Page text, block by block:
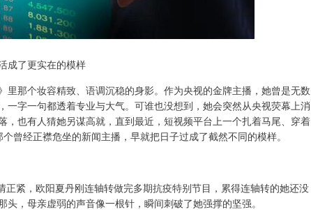
成了更实在的模样
那个妆容精致、语调沉稳的身影。作为央视的金牌主播，她曾是无数
一字一句都透着专业与大气。可谁也没想到，她会突然从央视荧幕上消
，也有人猜她另谋高就，直到最近，短视频平台上一个扎着马尾、穿着
经正襟危坐的新闻主播，早就把日子过成了截然不同的模样。
紧，欧阳夏丹刚连轴转做完多期抗疫特别节目，累得连轴转的她还没
，母亲虚弱的声音像一根针，瞬间刺破了她强撑的坚强。
-0.24%